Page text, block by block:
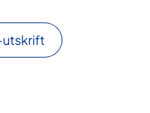
utskrift